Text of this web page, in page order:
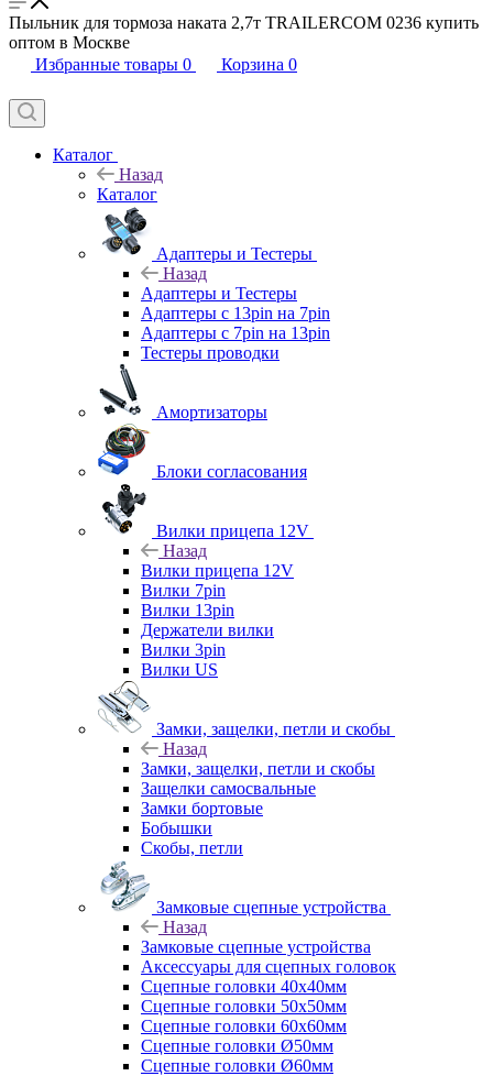
Пыльник для тормоза наката 2,7т TRAILERCOM 0236 купить
оптом в Москве
Избранные товары 0 Корзина 0
Каталог
Назад
Каталог
Адаптеры и Тестеры
Назад
Адаптеры и Тестеры
Адаптеры с 13pin на 7pin
Адаптеры с 7pin на 13pin
Тестеры проводки
Амортизаторы
Блоки согласования
Вилки прицепа 12V
Назад
Вилки прицепа 12V
Вилки 7pin
Вилки 13pin
Держатели вилки
Вилки 3pin
Вилки US
Замки, защелки, петли и скобы
Назад
Замки, защелки, петли и скобы
Защелки самосвальные
Замки бортовые
Бобышки
Скобы, петли
Замковые сцепные устройства
Назад
Замковые сцепные устройства
Аксессуары для сцепных головок
Сцепные головки 40x40мм
Сцепные головки 50x50мм
Сцепные головки 60x60мм
Сцепные головки Ø50мм
Сцепные головки Ø60мм